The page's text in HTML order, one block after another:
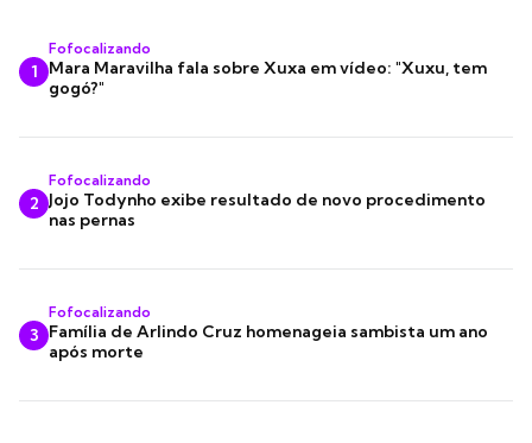
1
Fofocalizando
Mara Maravilha fala sobre Xuxa em vídeo: "Xuxu, tem
gogó?"
2
Fofocalizando
Jojo Todynho exibe resultado de novo procedimento
nas pernas
3
Fofocalizando
Família de Arlindo Cruz homenageia sambista um ano
após morte